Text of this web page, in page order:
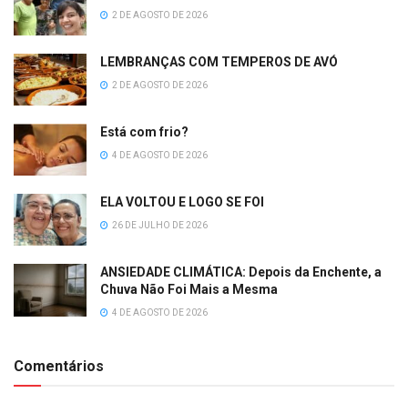
2 DE AGOSTO DE 2026
LEMBRANÇAS COM TEMPEROS DE AVÓ
2 DE AGOSTO DE 2026
Está com frio?
4 DE AGOSTO DE 2026
ELA VOLTOU E LOGO SE FOI
26 DE JULHO DE 2026
ANSIEDADE CLIMÁTICA: Depois da Enchente, a
Chuva Não Foi Mais a Mesma
4 DE AGOSTO DE 2026
Comentários